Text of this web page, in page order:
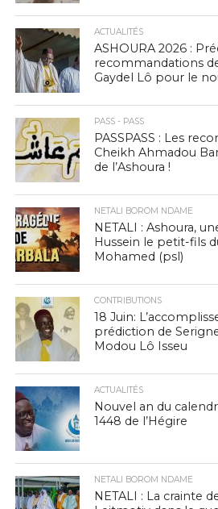
ACTUALITÉS
ASHOURA 2026 :
recommandations
Gaydel Lô pour le
PASS - PASS
PASSPASS : Les
Cheikh Ahmadou
de l’Ashoura !
NETALI BOROM NDAME
NETALI : Ashoura,
Hussein le petit-fils
Mohamed (psl)
CONTRIBUTIONS
18 Juin:
prédiction de
Modou Lô Isseu
ACTUALITÉS
Nouvel an du
1448 de l’Hégire
NETALI BOROM NDAME
NETALI : La crainte